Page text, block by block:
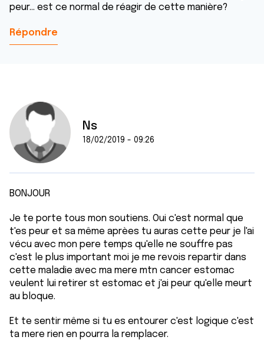
peur... est ce normal de réagir de cette manière?
Répondre
Ns
18/02/2019 - 09:26
BONJOUR
Je te porte tous mon soutiens. Oui c'est normal que
t'es peur et sa même aprèes tu auras cette peur je l'ai
vécu avec mon pere temps qu'elle ne souffre pas
c'est le plus important moi je me revois repartir dans
cette maladie avec ma mere mtn cancer estomac
veulent lui retirer st estomac et j'ai peur qu'elle meurt
au bloque.
Et te sentir même si tu es entourer c'est logique c'est
ta mere rien en pourra la remplacer.